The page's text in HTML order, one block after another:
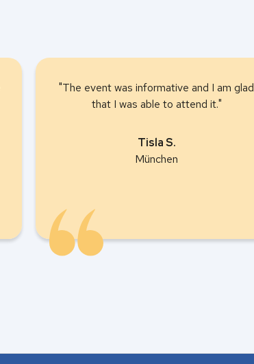
"The event was informative and I am glad
that I was able to attend it."
Tisla S.
München